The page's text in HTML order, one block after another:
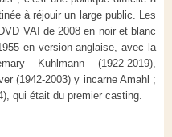
à réjouir un large public. Les
VAI de 2008 en noir et blanc
en version anglaise, avec la
Kuhlmann (1922-2019),
(1942-2003) y incarne Amahl ;
qui était du premier casting.